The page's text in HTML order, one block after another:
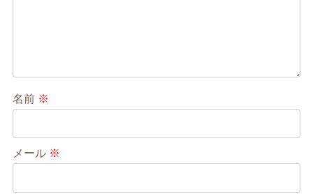
名前 ※
メール ※